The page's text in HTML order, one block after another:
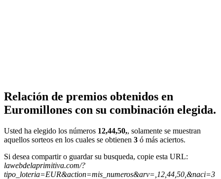
Relación de premios obtenidos en
Euromillones con su combinación elegida.
Usted ha elegido los números 12,44,50,, solamente se muestran
aquellos sorteos en los cuales se obtienen 3 ó más aciertos.
Si desea compartir o guardar su busqueda, copie esta URL:
lawebdelaprimitiva.com/?
tipo_loteria=EUR&action=mis_numeros&arv=,12,44,50,&naci=3